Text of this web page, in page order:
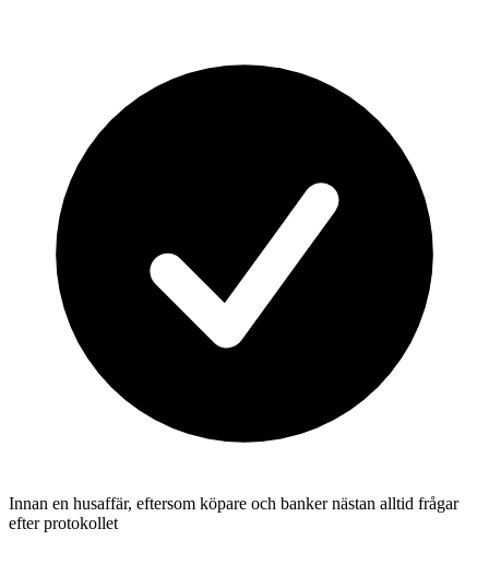
Innan en husaffär, eftersom köpare och banker nästan alltid frågar
efter protokollet